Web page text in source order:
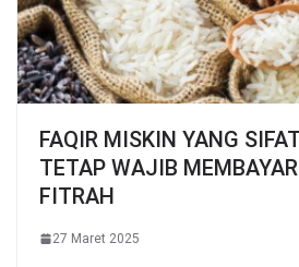
FAQIR MISKIN YANG
TETAP WAJIB
FITRAH
27 Maret 2025